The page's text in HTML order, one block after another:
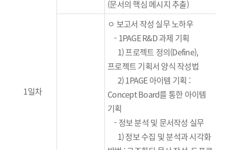
1일차
(문서의 핵심 메시지 추출)
ㅇ 보고서 작성 실무 노하우
- 1PAGER&D과제 기획
1)프로젝트 정의(Define),
프로젝트 기획서 양식 작성법
2) 1PAGE 아이템 기획 :
Concept Board를 통한 아이템
기획
- 정보 분석 및 문서작성 실무
1)정보 수집 및 분석과 시각화